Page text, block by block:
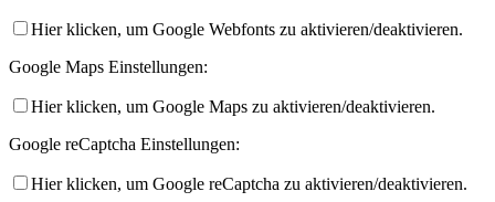
Hier klicken, um Google Webfonts zu aktivieren/deaktivieren.
Google Maps Einstellungen:
Hier klicken, um Google Maps zu aktivieren/deaktivieren.
Google reCaptcha Einstellungen:
Hier klicken, um Google reCaptcha zu aktivieren/deaktivieren.